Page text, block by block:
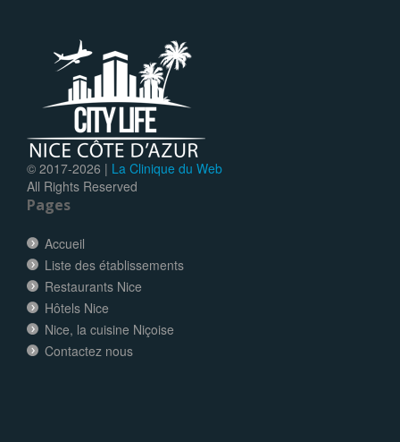
© 2017-2026 | La Clinique du Web
All Rights Reserved
Pages
Accueil
Liste des établissements
Restaurants Nice
Hôtels Nice
Nice, la cuisine Niçoise
Contactez nous